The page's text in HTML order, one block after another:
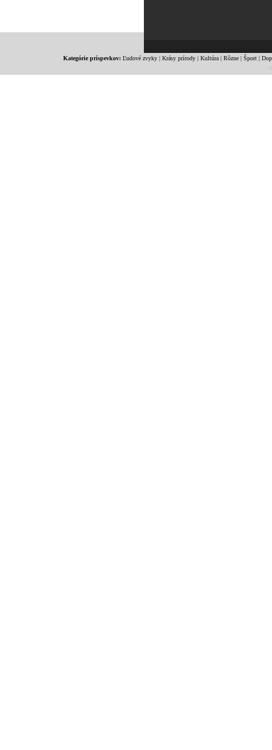
Kategórie príspevkov: Ľudové zvyky| Krásy prírody| Kultúra| Rôzne| Šport|